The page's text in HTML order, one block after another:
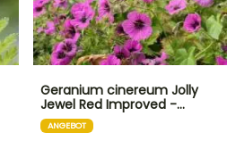
Geranium cinereum Jolly
Jewel Red Improved -…
ANGEBOT